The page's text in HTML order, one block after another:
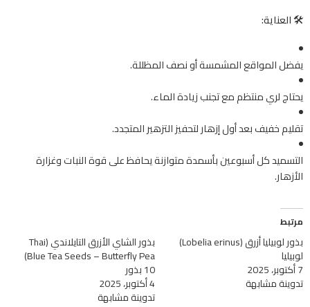
🛠️العناية:
يفضل المواقع المشمسة أو نصف المظللة.
يحتاج لري منتظم مع تجنب زيادة الماء.
تقليم خفيف بعد أول إزهار لتحفيز التزهير المتجدد.
التسميد كل أسبوعين بأسمدة متوازنة يحافظ على قوة النبات وغزارة
الأزهار.
مرتبط
بذور لوبيليا أزرق (Lobelia erinus)
لوبيليا
7 أكتوبر، 2025
تدوينة مشابهة
بذور الشاي الأزرق التايلاندي (Thai
Blue Tea Seeds – Butterfly Pea)
10 بذور
4 أكتوبر، 2025
تدوينة مشابهة